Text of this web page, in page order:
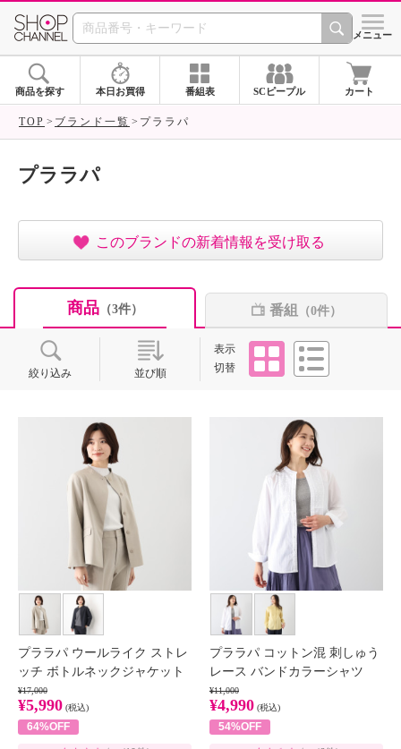
SHOP CHANNEL ショッ
メニュー
商品を探す 本日お買得 番組表 SCピープル カート
TOP ブランド一覧 プララパ
プララパ
このブランドの新着情報を受け取る
商品（3件） 番組 （0件）
絞り込み 並び順
表示
切替
タイル
プララパ ウールライク ストレ
ッチ ボトルネックジャケット
¥17,000
¥5,990 (税込)
64%OFF
プララパ コットン混 刺しゅう
レース バンドカラーシャツ
¥11,000
¥4,990 (税込)
54%OFF